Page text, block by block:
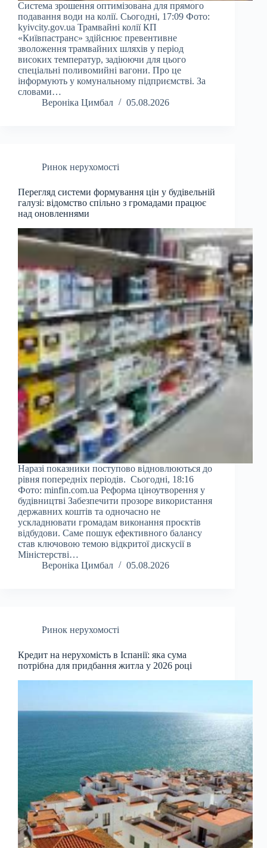
Система зрошення оптимізована для прямого
подавання води на колії. Сьогодні, 17:09 Фото:
kyivcity.gov.ua Трамвайні колії КП
«Київпастранс» здійснює превентивне
зволоження трамвайних шляхів у період
високих температур, задіюючи для цього
спеціальні поливомийні вагони. Про це
інформують у комунальному підприємстві. За
словами…
Вероніка Цимбал
05.08.2026
Ринок нерухомості
Перегляд системи формування цін у будівельній
галузі: відомство спільно з громадами працює
над оновленнями
Наразі показники поступово відновлюються до
рівня попередніх періодів. Сьогодні, 18:16
Фото: minfin.com.ua Реформа ціноутворення у
будівництві Забезпечити прозоре використання
державних коштів та одночасно не
ускладнювати громадам виконання проєктів
відбудови. Саме пошук ефективного балансу
став ключовою темою відкритої дискусії в
Міністерстві…
Вероніка Цимбал
05.08.2026
Ринок нерухомості
Кредит на нерухомість в Іспанії: яка сума
потрібна для придбання житла у 2026 році